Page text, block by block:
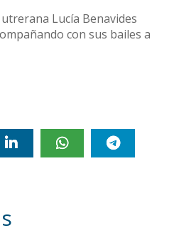
Lucía Benavides
con sus bailes a